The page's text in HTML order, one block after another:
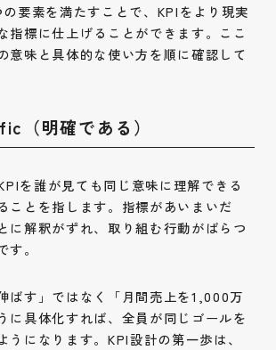
要素を満たすことで、KPIをより現実
指標に仕上げることができます。ここ
意味と具体的な使い方を順に確認して
（明確である）
を誰が見ても同じ意味に理解できる
ことを指します。指標があいまいだ
に解釈がずれ、取り組む行動がばらつ
。
ばす」ではなく「月間売上を1,000万
に具体化すれば、全員が同じゴールを
うになります。KPI設計の第一歩は、